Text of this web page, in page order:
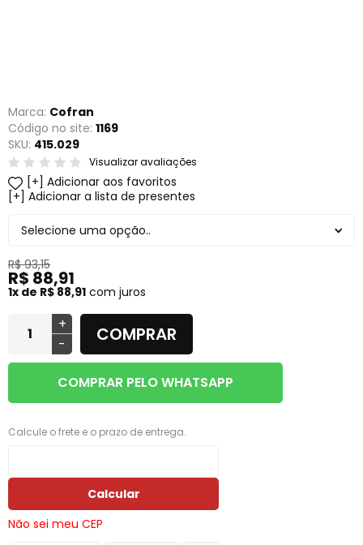
Marca: Cofran
Código no site: 1169
SKU: 415.029
Visualizar avaliações
Adicionar aos favoritos
Adicionar a lista de presentes
Selecione uma opção..
R$ 93,15
R$ 88,91
1x de R$ 88,91 com juros
+
-
COMPRAR
COMPRAR PELO WHATSAPP
Calcule o frete e o prazo de entrega.
Calcular
Não sei meu CEP